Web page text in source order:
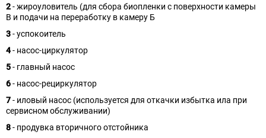
2- жироуловитель (для сбора биопленки с поверхности камеры
В и подачи на переработку в камеру Б
3- успокоитель
4- насос-циркулятор
5- главный насос
6- насос-рециркулятор
7- иловый насос (используется для откачки избытка ила при
сервисном обслуживании)
8- продувка вторичного отстойника